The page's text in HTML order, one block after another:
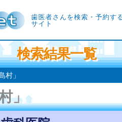
歯医者さんを検索・予約す
サイト
検索結果一覧
村」
村」